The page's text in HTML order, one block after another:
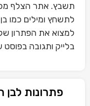
תשבץ. אתר הצלף
לתשחץ ומילים כמו
למצוא את הפתרון
בלייק ותגובה
פתרונות